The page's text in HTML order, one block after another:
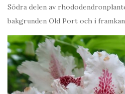
Södra delen av
bakgrunden Old Port och i